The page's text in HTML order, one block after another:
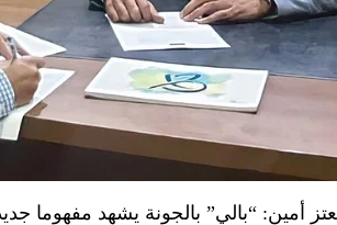
أمين: “بالي” بالجونة يشهد مفهوما